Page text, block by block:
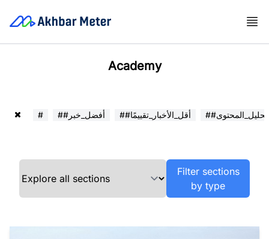
Academy
# ##أفضل_خبر ##أقل_الأخبار_تقييمًا ##تحليل_المحتوى
Filter sections
by type